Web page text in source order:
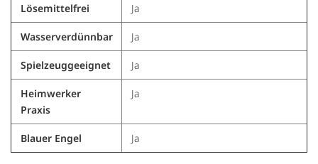
Lösemittelfrei Ja
Wasserverdünnbar Ja
Spielzeuggeeignet Ja
Heimwerker
Praxis
Ja
Blauer Engel Ja